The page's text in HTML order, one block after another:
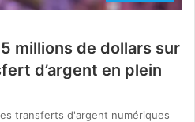
millions de dollars sur
d’argent en plein
transferts d'argent numériques